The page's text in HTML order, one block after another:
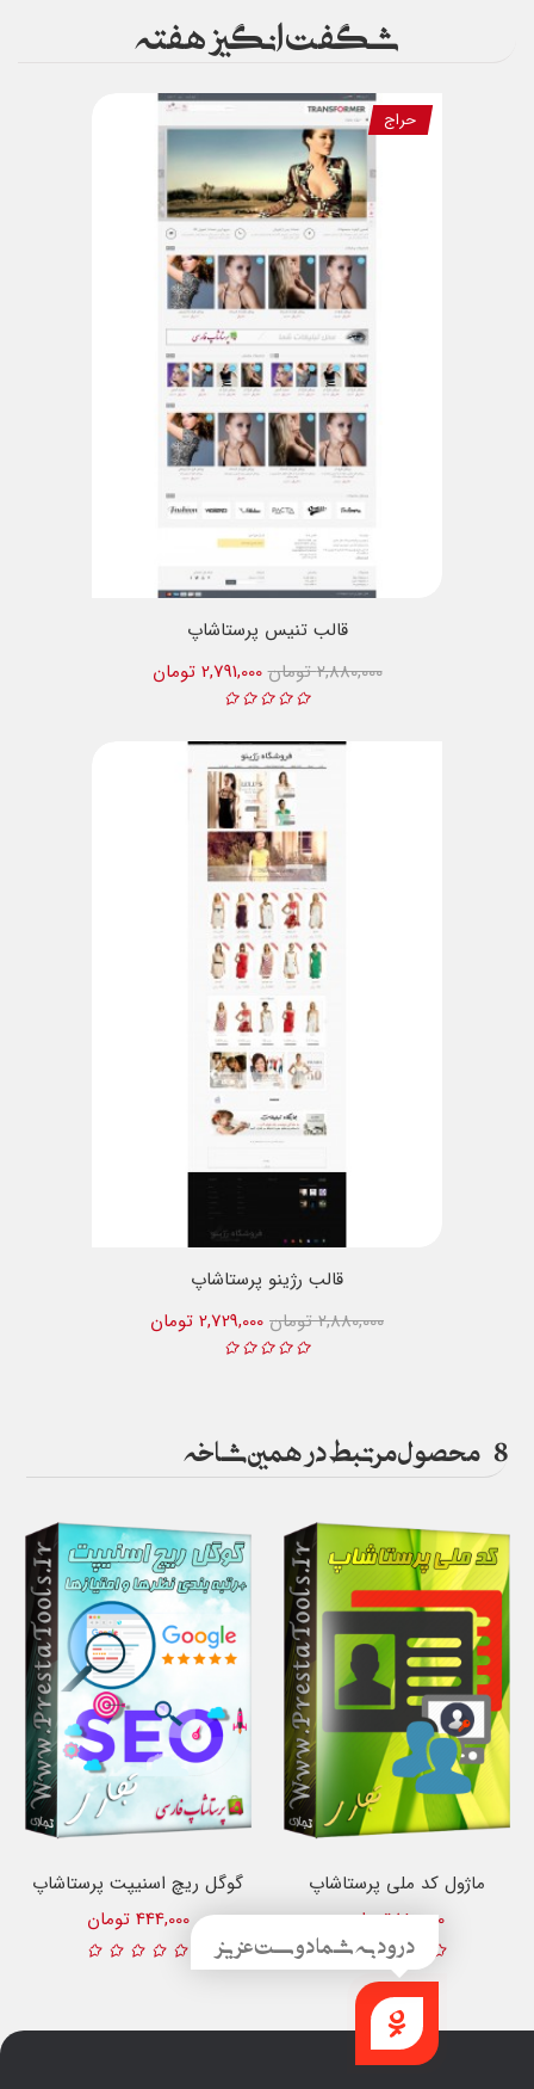
شگفت انگیز هفته
حراج
قالب تنیس پرستاشاپ
2,791,000 تومان
2,880,000 تومان
قالب رژینو پرستاشاپ
2,729,000 تومان
2,880,000 تومان
8 محصول مرتبط در همین شاخه
گوگل ریچ اسنیپت پرستاشاپ
444,000 تومان
ماژول کد ملی پرستاشاپ
180,000 تومان
راهنما
درود به شما دوست عزیز